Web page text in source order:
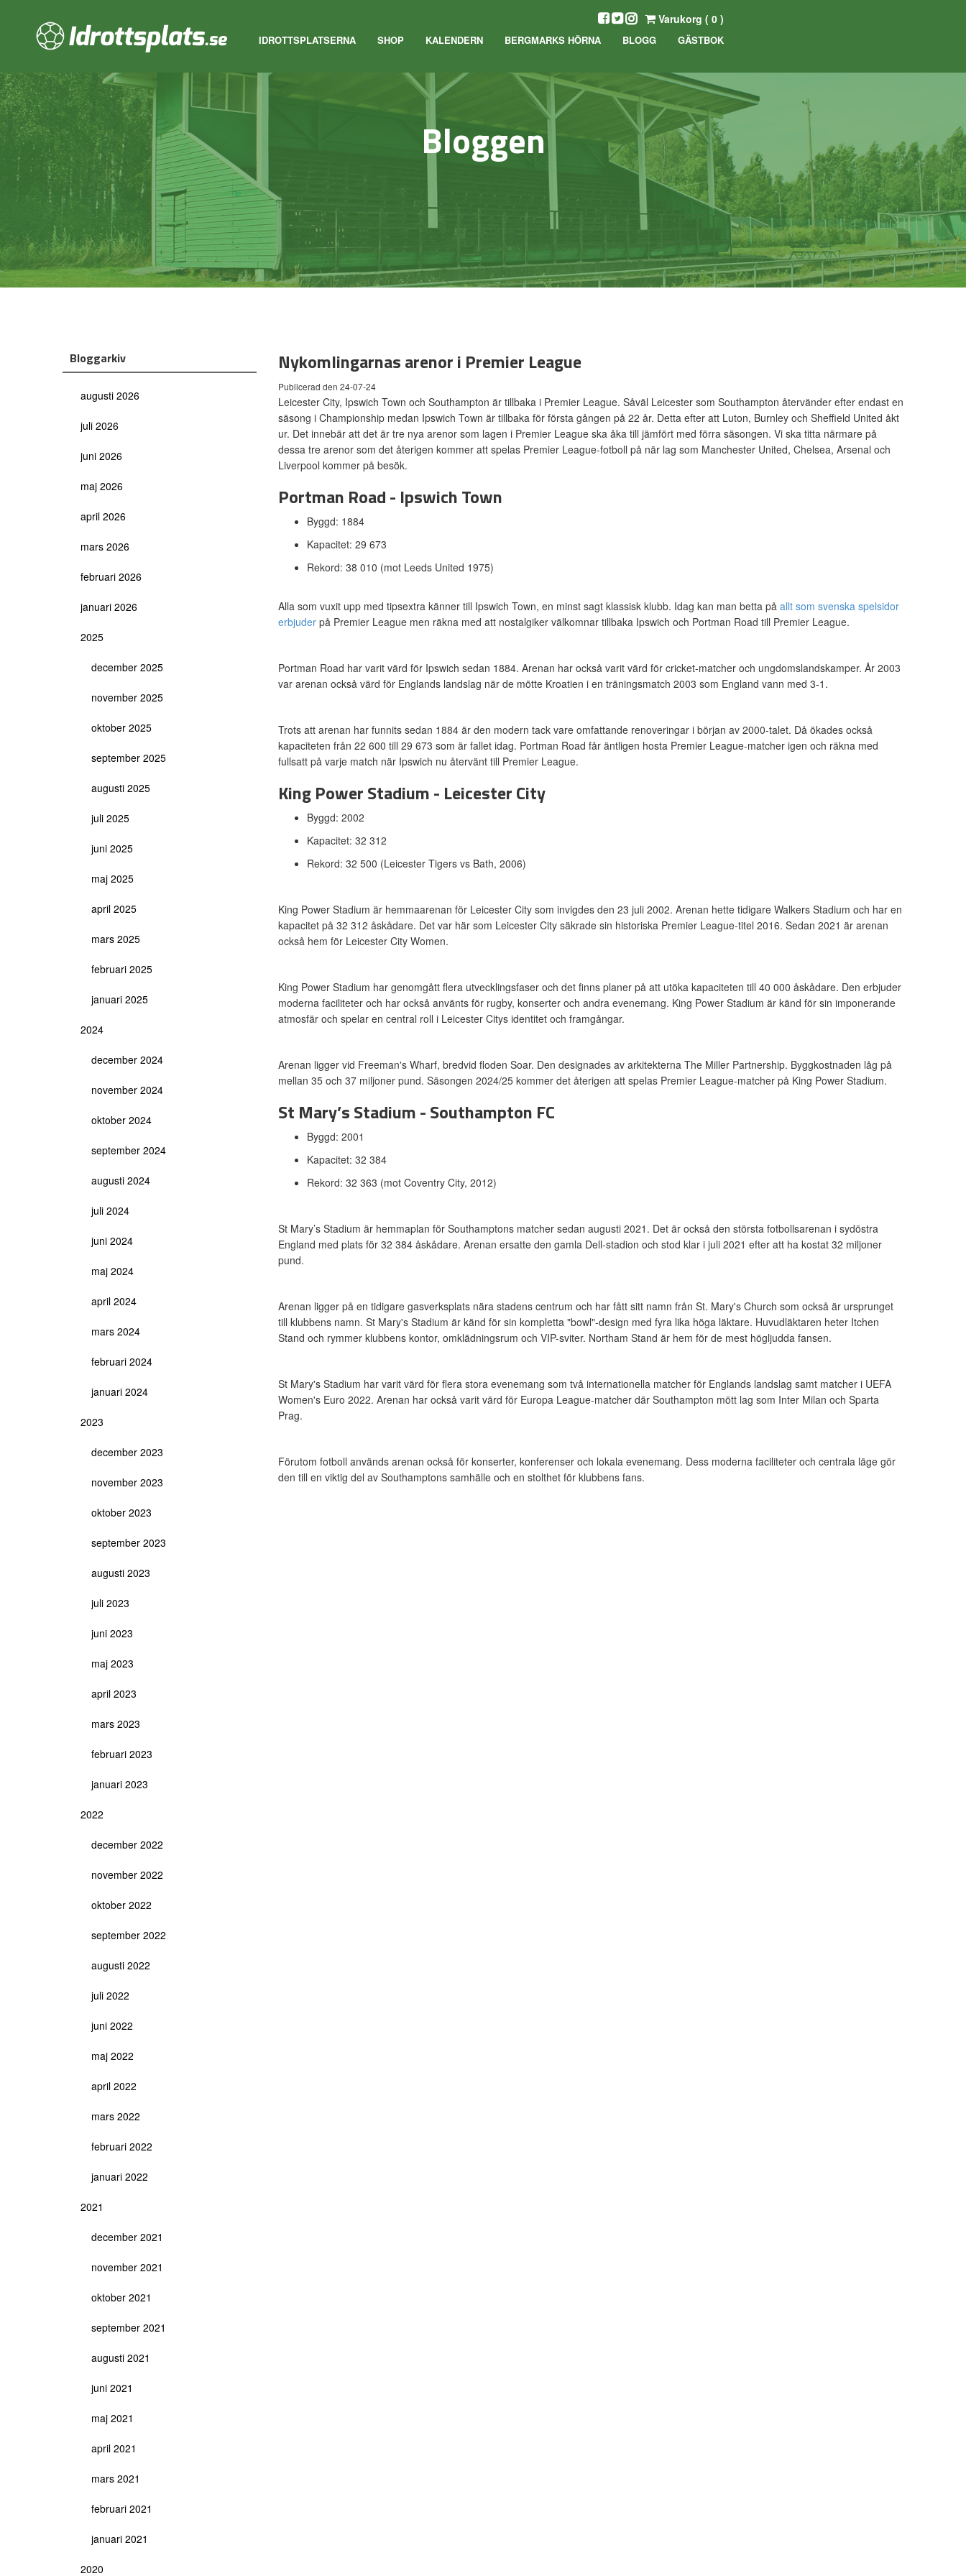
IDROTTSPLATSERNA SHOP KALENDERN BERGMARKS HÖRNA BLOGG GÄSTBOK
Varukorg ( 0 )
Bloggen
Bloggarkiv
augusti 2026
juli 2026
juni 2026
maj 2026
april 2026
mars 2026
februari 2026
januari 2026
2025
december 2025
november 2025
oktober 2025
september 2025
augusti 2025
juli 2025
juni 2025
maj 2025
april 2025
mars 2025
februari 2025
januari 2025
2024
december 2024
november 2024
oktober 2024
september 2024
augusti 2024
juli 2024
juni 2024
maj 2024
april 2024
mars 2024
februari 2024
januari 2024
2023
december 2023
november 2023
oktober 2023
september 2023
augusti 2023
juli 2023
juni 2023
maj 2023
april 2023
mars 2023
februari 2023
januari 2023
2022
december 2022
november 2022
oktober 2022
september 2022
augusti 2022
juli 2022
juni 2022
maj 2022
april 2022
mars 2022
februari 2022
januari 2022
2021
december 2021
november 2021
oktober 2021
september 2021
augusti 2021
juni 2021
maj 2021
april 2021
mars 2021
februari 2021
januari 2021
2020
Nykomlingarnas arenor i Premier League
Publicerad den 24-07-24
Leicester City, Ipswich Town och Southampton är tillbaka i Premier League. Såväl Leicester som Southampton återvänder efter endast en
säsong i Championship medan Ipswich Town är tillbaka för första gången på 22 år. Detta efter att Luton, Burnley och Sheffield United åkt
ur. Det innebär att det är tre nya arenor som lagen i Premier League ska åka till jämfört med förra säsongen. Vi ska titta närmare på
dessa tre arenor som det återigen kommer att spelas Premier League-fotboll på när lag som Manchester United, Chelsea, Arsenal och
Liverpool kommer på besök.
Portman Road - Ipswich Town
Byggd: 1884
Kapacitet: 29 673
Rekord: 38 010 (mot Leeds United 1975)
Alla som vuxit upp med tipsextra känner till Ipswich Town, en minst sagt klassisk klubb. Idag kan man betta på allt som svenska spelsidor
erbjuder på Premier League men räkna med att nostalgiker välkomnar tillbaka Ipswich och Portman Road till Premier League.
Portman Road har varit värd för Ipswich sedan 1884. Arenan har också varit värd för cricket-matcher och ungdomslandskamper. År 2003
var arenan också värd för Englands landslag när de mötte Kroatien i en träningsmatch 2003 som England vann med 3-1.
Trots att arenan har funnits sedan 1884 är den modern tack vare omfattande renoveringar i början av 2000-talet. Då ökades också
kapaciteten från 22 600 till 29 673 som är fallet idag. Portman Road får äntligen hosta Premier League-matcher igen och räkna med
fullsatt på varje match när Ipswich nu återvänt till Premier League.
King Power Stadium - Leicester City
Byggd: 2002
Kapacitet: 32 312
Rekord: 32 500 (Leicester Tigers vs Bath, 2006)
King Power Stadium är hemmaarenan för Leicester City som invigdes den 23 juli 2002. Arenan hette tidigare Walkers Stadium och har en
kapacitet på 32 312 åskådare. Det var här som Leicester City säkrade sin historiska Premier League-titel 2016. Sedan 2021 är arenan
också hem för Leicester City Women.
King Power Stadium har genomgått flera utvecklingsfaser och det finns planer på att utöka kapaciteten till 40 000 åskådare. Den erbjuder
moderna faciliteter och har också använts för rugby, konserter och andra evenemang. King Power Stadium är känd för sin imponerande
atmosfär och spelar en central roll i Leicester Citys identitet och framgångar.
Arenan ligger vid Freeman's Wharf, bredvid floden Soar. Den designades av arkitekterna The Miller Partnership. Byggkostnaden låg på
mellan 35 och 37 miljoner pund. Säsongen 2024/25 kommer det återigen att spelas Premier League-matcher på King Power Stadium.
St Mary’s Stadium - Southampton FC
Byggd: 2001
Kapacitet: 32 384
Rekord: 32 363 (mot Coventry City, 2012)
St Mary’s Stadium är hemmaplan för Southamptons matcher sedan augusti 2021. Det är också den största fotbollsarenan i sydöstra
England med plats för 32 384 åskådare. Arenan ersatte den gamla Dell-stadion och stod klar i juli 2021 efter att ha kostat 32 miljoner
pund.
Arenan ligger på en tidigare gasverksplats nära stadens centrum och har fått sitt namn från St. Mary's Church som också är ursprunget
till klubbens namn. St Mary's Stadium är känd för sin kompletta "bowl"-design med fyra lika höga läktare. Huvudläktaren heter Itchen
Stand och rymmer klubbens kontor, omklädningsrum och VIP-sviter. Northam Stand är hem för de mest högljudda fansen.
St Mary's Stadium har varit värd för flera stora evenemang som två internationella matcher för Englands landslag samt matcher i UEFA
Women's Euro 2022. Arenan har också varit värd för Europa League-matcher där Southampton mött lag som Inter Milan och Sparta
Prag.
Förutom fotboll används arenan också för konserter, konferenser och lokala evenemang. Dess moderna faciliteter och centrala läge gör
den till en viktig del av Southamptons samhälle och en stolthet för klubbens fans.